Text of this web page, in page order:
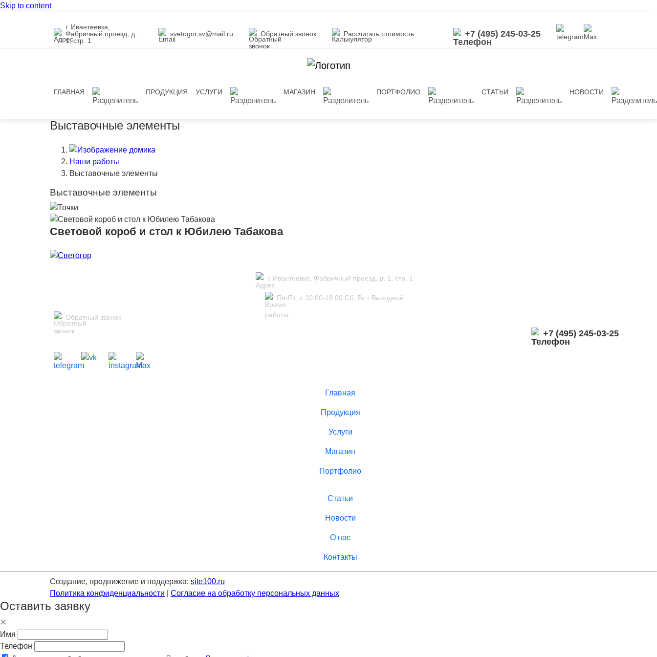
Skip to content
г. Ивантеевка,
Фабричный проезд, д.
1, стр. 1
svetogor.sv@mail.ru Обратный звонок Рассчитать стоимость +7 (495) 245-03-25
ГЛАВНАЯ ПРОДУКЦИЯ УСЛУГИ МАГАЗИН ПОРТФОЛИО СТАТЬИ НОВОСТИ
Выставочные элементы
Наши работы
Выставочные элементы
Выставочные элементы
Световой короб и стол к Юбилею Табакова
г. Ивантеевка, Фабричный проезд, д. 1, стр. 1
Пн-Пт: с 10:00-18:00 Сб, Вс - Выходной
Обратный звонок
+7 (495) 245-03-25
Главная
Продукция
Услуги
Магазин
Портфолио
Статьи
Новости
О нас
Контакты
Создание, продвижение и поддержка: site100.ru
Политика конфиденциальности
Согласие на обработку персональных данных
Оставить заявку
Имя
Телефон